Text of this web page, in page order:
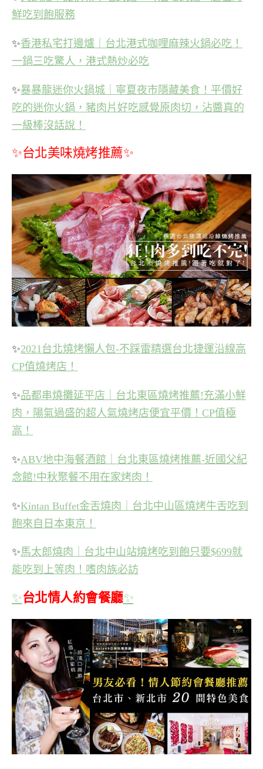
鮮吃到飽服務
✨香港私宅打邊爐｜台北港式咖哩麻辣火鍋必吃！
一鍋三吃驚人，港式熱炒必吃
✨暴暴龍迷你火鍋城｜寧夏夜市隱藏美食！平價好
吃的迷你火鍋，豬肉片好吃感覺原肉切，沾醬真的
一級棒沒話說！
✨台北美味燒烤推薦✨
✨2021台北燒烤懶人包-不踩雷精選台北捷運沿線高
CP值燒烤店！
✨品都串燒攤延平店｜台北東區燒烤推薦!充滿小鮮
肉，陽氣過盛的超人氣燒烤店便宜平價！CP值極
高！
✨ABV地中海餐酒館｜台北東區燒烤推薦-近國父紀
念館!中秋聚餐不用在家烤肉！
✨Kintan Buffet金舌燒肉｜台北中山區燒烤牛舌吃到
飽來自日本東京！
✨馬太郎燒肉｜台北中山站燒烤吃到飽只要$699就
能吃到上等肉！嗜肉族必訪
✨台北情人約會餐廳✨